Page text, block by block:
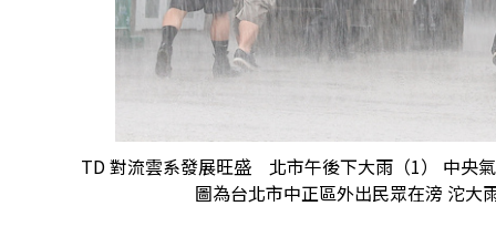
TD 對流雲系發展旺盛 北市午後下大雨（1） 中央
圖為台北市中正區外出民眾在滂 沱